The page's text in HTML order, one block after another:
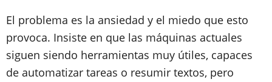
El problema es la ansiedad y el miedo que esto
provoca. Insiste en que las máquinas actuales
siguen siendo herramientas muy útiles, capaces
de automatizar tareas o resumir textos, pero